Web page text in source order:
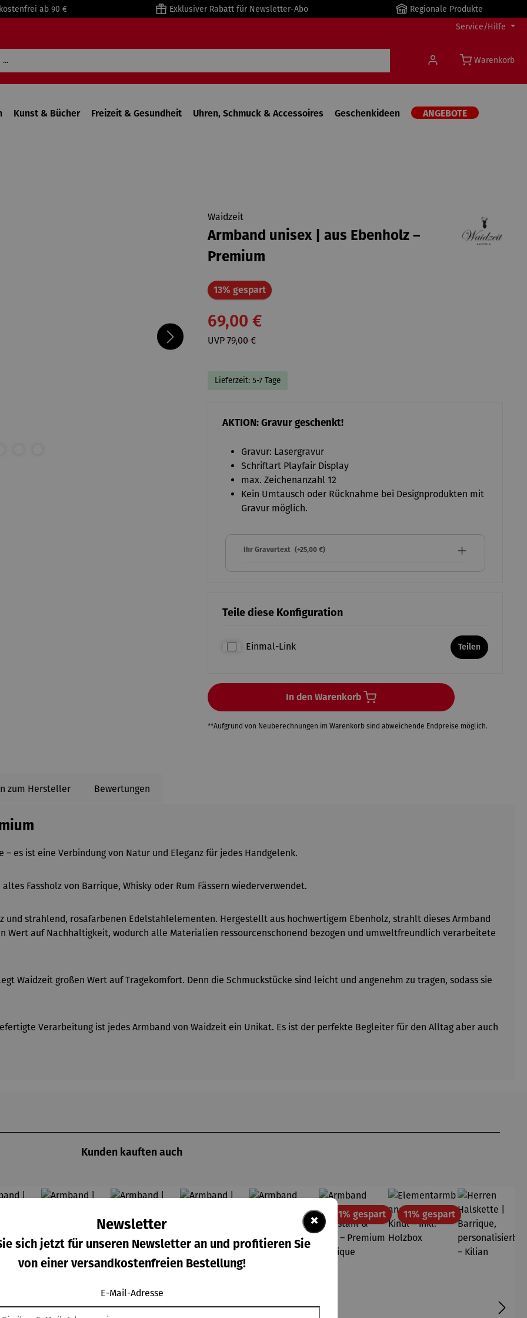
ab 90 € Exklusiver Rabatt für Newsletter-Abo
Regionale Produkte
Service/Hilfe
Warenkorb
Kunst & Bücher Freizeit & Gesundheit Uhren, Schmuck & Accessoires Geschenkideen ANGEBOTE
Waidzeit
Armband unisex | aus Ebenholz –
Premium
13% gespartRabatt
69,00 €
UVP79,00 €
Lieferzeit: 5-7 Tage
AKTION: Gravur geschenkt!
Gravur: Lasergravur
Schriftart Playfair Display
max. Zeichenanzahl 12
Kein Umtausch oder Rücknahme bei Designprodukten mit
Gravur möglich.
Ihr Gravurtext (+25,00 €)
Teile diese Konfiguration
Einmal-Link Teilen
In den Warenkorb
**Aufgrund von Neuberechnungen im Warenkorb sind abweichende Endpreise möglich.
zum Hersteller Bewertungen
es ist eine Verbindung von Natur und Eleganz für jedes Handgelenk.
Fassholz von Barrique, Whisky oder Rum Fässern wiederverwendet.
und strahlend, rosafarbenen Edelstahlelementen. Hergestellt aus hochwertigem Ebenholz, strahlt dieses Armband
Wert auf Nachhaltigkeit, wodurch alle Materialien ressourcenschonend bezogen und umweltfreundlich verarbeitete
Waidzeit großen Wert auf Tragekomfort. Denn die Schmuckstücke sind leicht und angenehm zu tragen, sodass sie
Verarbeitung ist jedes Armband von Waidzeit ein Unikat. Es ist der perfekte Begleiter für den Alltag aber auch
Kunden kauften auch
11% gespartRabatt11% gespartRabatt11% gespartRabatt
×
Newsletter
sich jetzt für unseren Newsletter an und profitieren Sie
von einer versandkostenfreien Bestellung!
E-Mail-Adresse